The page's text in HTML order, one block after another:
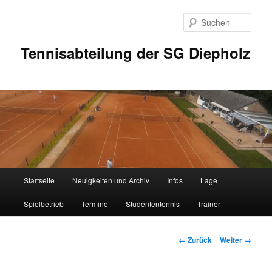
Tennisabteilung der SG Diepholz
Startseite Neuigkeiten und Archiv Infos Lage
Spielbetrieb Termine Studententennis Trainer
Bilder-
← Zurück Weiter →